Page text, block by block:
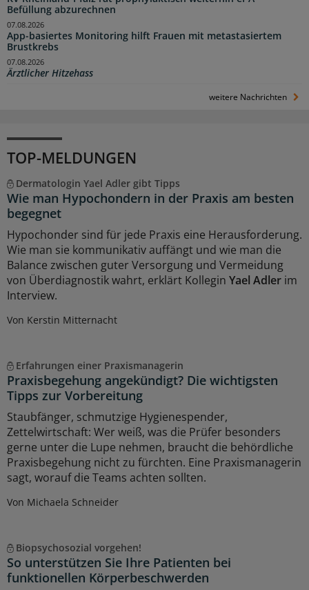
Befüllung abzurechnen
App-basiertes Monitoring hilft Frauen mit metastasiertem
Brustkrebs
07.08.2026
Ärztlicher Hitzehass
07.08.2026
weitere Nachrichten
TOP-MELDUNGEN
Dermatologin Yael Adler gibt Tipps
Wie man Hypochondern in der Praxis am besten
begegnet
Hypochonder sind für jede Praxis eine Herausforderung.
Wie man sie kommunikativ auffängt und wie man die
Balance zwischen guter Versorgung und Vermeidung
von Überdiagnostik wahrt, erklärt Kollegin Yael Adler im
Interview.
Von Kerstin Mitternacht
Erfahrungen einer Praxismanagerin
Praxisbegehung angekündigt? Die wichtigsten
Tipps zur Vorbereitung
Staubfänger, schmutzige Hygienespender,
Zettelwirtschaft: Wer weiß, was die Prüfer besonders
gerne unter die Lupe nehmen, braucht die behördliche
Praxisbegehung nicht zu fürchten. Eine Praxismanagerin
sagt, worauf die Teams achten sollten.
Von Michaela Schneider
Biopsychosozial vorgehen!
So unterstützen Sie Ihre Patienten bei
funktionellen Körperbeschwerden